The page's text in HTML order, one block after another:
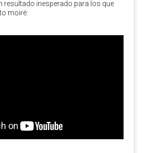
resultado inesperado para los que
moiré: